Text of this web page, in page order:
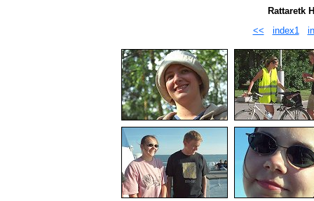
Rattaretk
<<
index1